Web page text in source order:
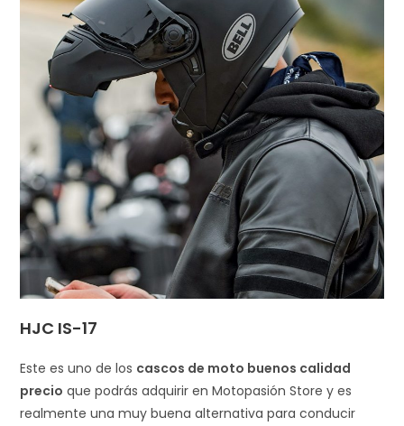
HJC IS-17
Este es uno de los cascos de moto buenos calidad
precio que podrás adquirir en Motopasión Store y es
realmente una muy buena alternativa para conducir